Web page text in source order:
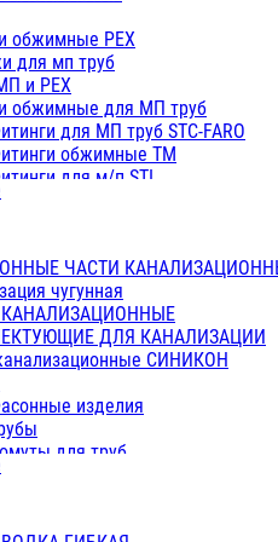
ПП белые
Фитинги ПП белые
Фитинги ППс металл.белые
PE-RT
ПП водопровод белые
ПП водопровод серые
армированные
армированные
Фитинги с металл. серые
Фитинги ПП (серые)
ПП белые
Краны
Фитинги ПП (белые)
Фитинги ПП с металлом белые
полипропиленовые
полипропиленивые
обжимные PEX
для мп труб
и PEX
обжимные для МП труб
для МП труб STC-FARO
обжимные ТМ
для м/п STI
для МП труб TITAN
ЧАСТИ
чугунная
ДЛЯ КАНАЛИЗАЦИИ
СИНИКОН
изделия
для труб